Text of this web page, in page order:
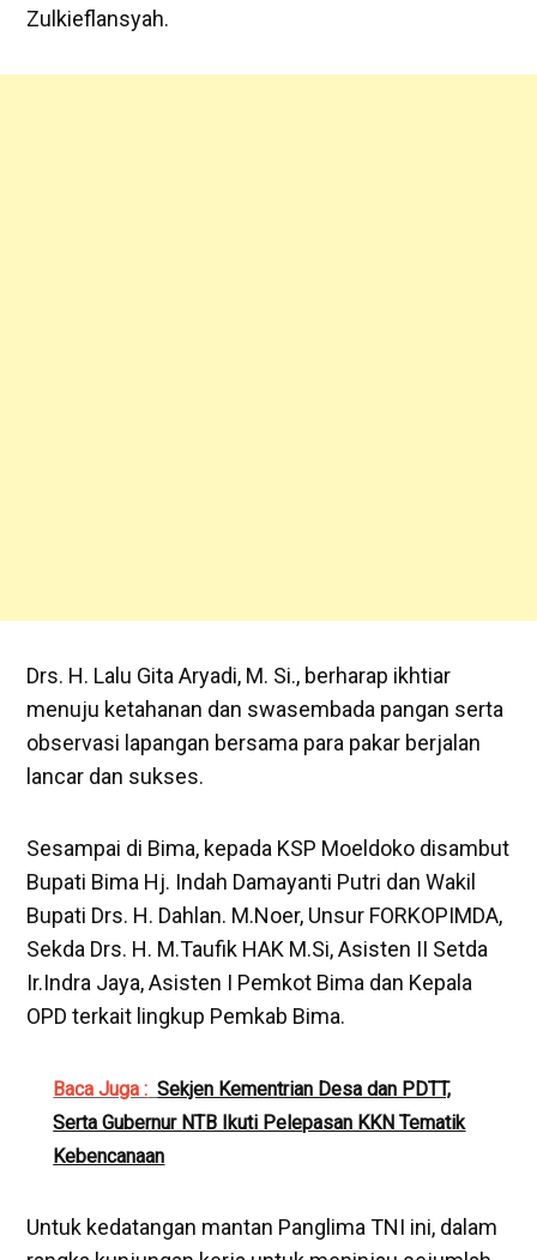
Zulkieflansyah.
Drs. H. Lalu Gita Aryadi, M. Si., berharap ikhtiar
menuju ketahanan dan swasembada pangan serta
observasi lapangan bersama para pakar berjalan
lancar dan sukses.
Sesampai di Bima, kepada KSP Moeldoko disambut
Bupati Bima Hj. Indah Damayanti Putri dan Wakil
Bupati Drs. H. Dahlan. M.Noer, Unsur FORKOPIMDA,
Sekda Drs. H. M.Taufik HAK M.Si, Asisten II Setda
Ir.Indra Jaya, Asisten I Pemkot Bima dan Kepala
OPD terkait lingkup Pemkab Bima.
Baca Juga : Sekjen Kementrian Desa dan PDTT,
Serta Gubernur NTB Ikuti Pelepasan KKN Tematik
Kebencanaan
Untuk kedatangan mantan Panglima TNI ini, dalam